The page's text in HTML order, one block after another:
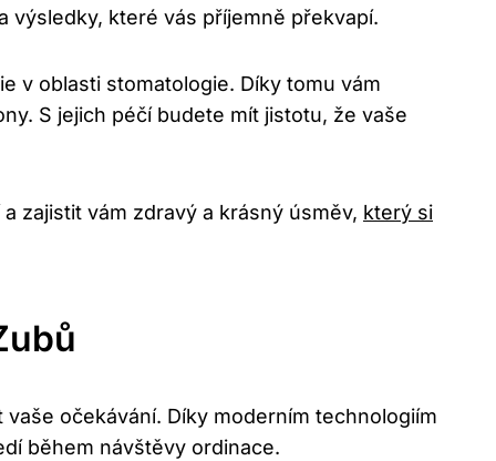
výsledky, které vás příjemně překvapí.
v oblasti stomatologie. Díky tomu vám
S jejich péčí budete mít jistotu, že vaše
zajistit vám zdravý a krásný úsměv, který si
očekávání. Díky moderním technologiím
během návštěvy ordinace.